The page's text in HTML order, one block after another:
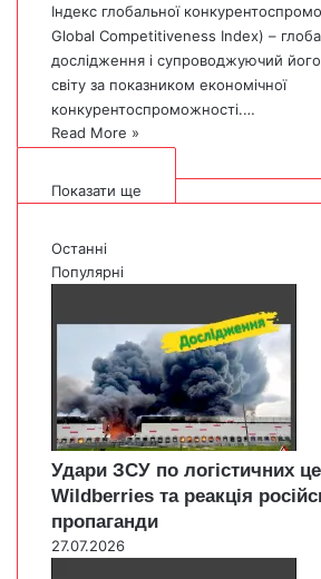
Індекс глобальної
Global Competitiveness Index) –
дослідження і супроводжуючий його
світу за показником економічної
конкурентоспроможності.…
Read More »
Показати ще
Останні
Популярні
Удари ЗСУ по логістичних
Wildberries та реакція
пропаганди
27.07.2026